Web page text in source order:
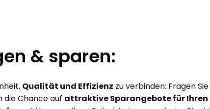
& sparen:
Qualität und Effizienz zu verbinden: Fragen Sie
die Chance auf attraktive Sparangebote für Ihren